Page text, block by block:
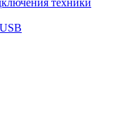
техники